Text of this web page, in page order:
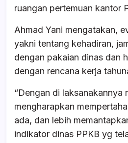
ruangan pertemuan kantor
Ahmad Yani mengatakan,
yakni tentang kehadiran,
dengan pakaian dinas dan
dengan rencana kerja
“Dengan di laksanakannya
mengharapkan
ada, dan lebih
indikator dinas PPKB yg